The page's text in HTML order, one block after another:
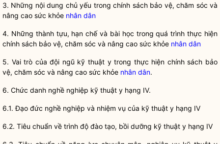
3. Những nội dung chủ yếu trong chính sách bảo vệ, chăm sóc và
nâng cao sức khỏe nhân dân
4. Những thành tựu, hạn chế và bài học trong quá trình thực hiện
chính sách bảo vệ, chăm sóc và nâng cao sức khỏe nhân dân
5. Vai trò của đội ngũ kỹ thuật y trong thực hiện chính sách bảo
vệ, chăm sóc và nâng cao sức khỏe nhân dân.
6. Chức danh nghề nghiệp kỹ thuật y hạng IV.
6.1. Đạo đức nghề nghiệp và nhiệm vụ của kỹ thuật y hạng IV
6.2. Tiêu chuẩn về trình độ đào tạo, bồi dưỡng kỹ thuật y hạng IV